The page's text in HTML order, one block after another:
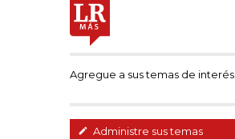
Agregue a sus temas de interés
Administre sus temas